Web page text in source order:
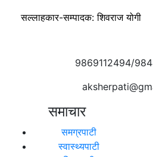
सल्लाहकार-सम्पादक: शिवराज योगी
9869112494/
समाचार
समग्रपाटी
स्वास्थ्यपाटी